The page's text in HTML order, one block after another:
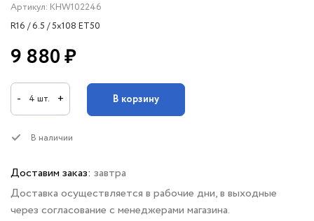
Артикул: KHW102246
R16 / 6.5 / 5x108 ET50
9 880 ₽
- 4 шт. + В корзину
В наличии
Доставим заказ: завтра
Доставка осуществляется в рабочие дни, в выходные
через согласование с менеджерами магазина.